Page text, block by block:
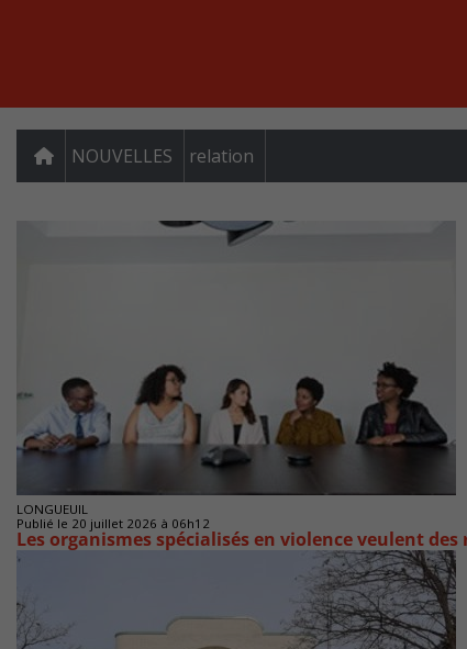
NOUVELLES relation
LONGUEUIL
Publié le 20 juillet 2026 à 06h12
Les organismes spécialisés en violence veulent